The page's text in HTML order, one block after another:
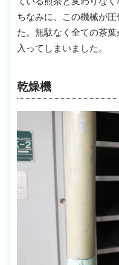
ちなみに、この機械が
た。無駄なく全ての茶
入ってしまいました。
乾燥機